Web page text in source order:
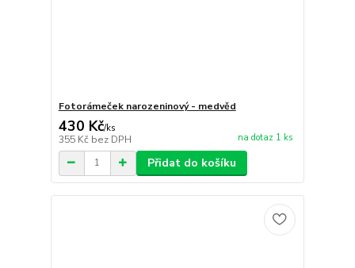
Fotorámeček narozeninový - medvěd
430 Kč/ks
355 Kč bez DPH na dotaz 1 ks
Přidat do košíku